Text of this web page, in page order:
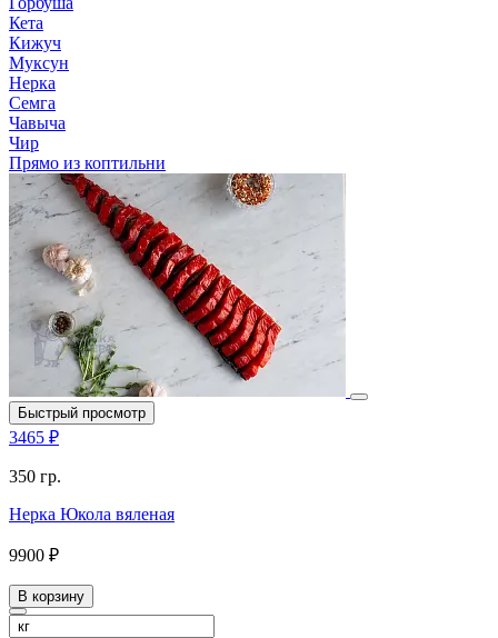
Кета
Кижуч
Муксун
Нерка
Семга
Чавыча
Чир
Прямо из коптильни
Быстрый просмотр
3465 ₽
350 гр.
Нерка Юкола вяленая
9900 ₽
В корзину